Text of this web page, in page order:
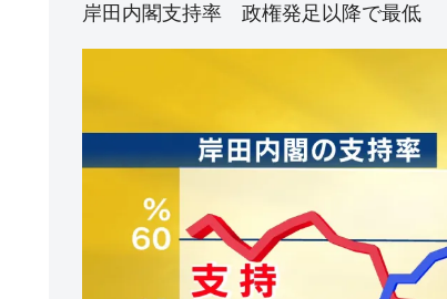
岸田内閣支持率 政権発足以降で最低